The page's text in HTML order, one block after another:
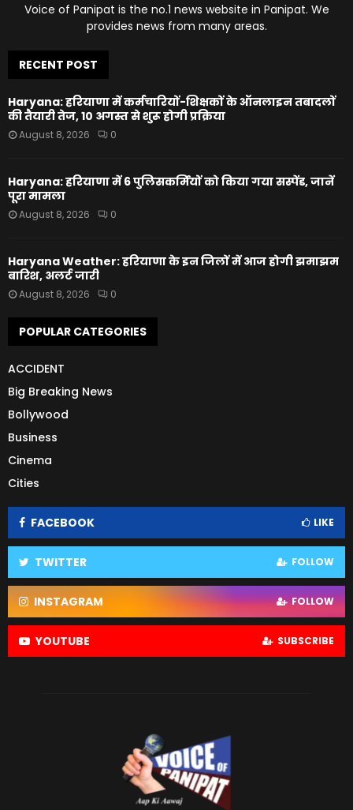
Voice of Panipat is the no.1 news website in Panipat. We
provides news from many areas.
RECENT POST
Haryana: हरियाणा में कर्मचारियों-शिक्षकों के ऑनलाइन तबादलों
की तैयारी तेज, 10 अगस्त से शुरू होगी प्रक्रिया
August 8, 2026 0
Haryana: हरियाणा में 6 पुलिसकर्मियों को किया गया सस्पेंड, जानें
पूरा मामला
August 8, 2026 0
Haryana Weather: हरियाणा के इन जिलों में आज होगी झमाझम
बारिश, अलर्ट जारी
August 8, 2026 0
POPULAR CATEGORIES
ACCIDENT
Big Breaking News
Bollywood
Business
Cinema
Cities
FACEBOOK LIKE
TWITTER FOLLOW
INSTAGRAM FOLLOW
YOUTUBE SUBSCRIBE